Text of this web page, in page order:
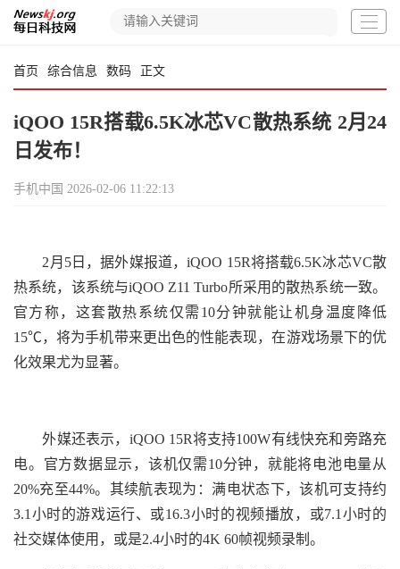
首页 综合信息 数码 正文
iQOO 15R搭载6.5K冰芯VC散热系统 2月24
日发布！
手机中国 2026-02-06 11:22:13
2月5日，据外媒报道，iQOO 15R将搭载6.5K冰芯VC散
热系统，该系统与iQOO Z11 Turbo所采用的散热系统一致。
官方称，这套散热系统仅需10分钟就能让机身温度降低
15℃，将为手机带来更出色的性能表现，在游戏场景下的优
化效果尤为显著。
外媒还表示，iQOO 15R将支持100W有线快充和旁路充
电。官方数据显示，该机仅需10分钟，就能将电池电量从
20%充至44%。其续航表现为：满电状态下，该机可支持约
3.1小时的游戏运行、或16.3小时的视频播放，或7.1小时的
社交媒体使用，或是2.4小时的4K 60帧视频录制。